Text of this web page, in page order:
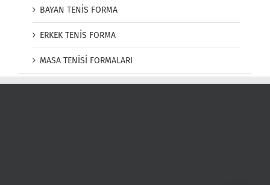
BAYAN TENİS FORMA
ERKEK TENİS FORMA
MASA TENİSİ FORMALARI